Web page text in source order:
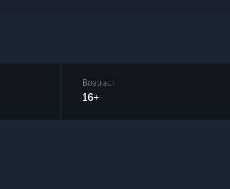
Возраст
16+